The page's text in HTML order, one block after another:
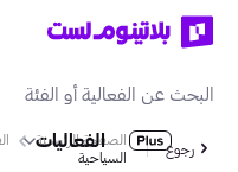
الفعاليات رجوع
الصفحة الرئيسية
السياحية